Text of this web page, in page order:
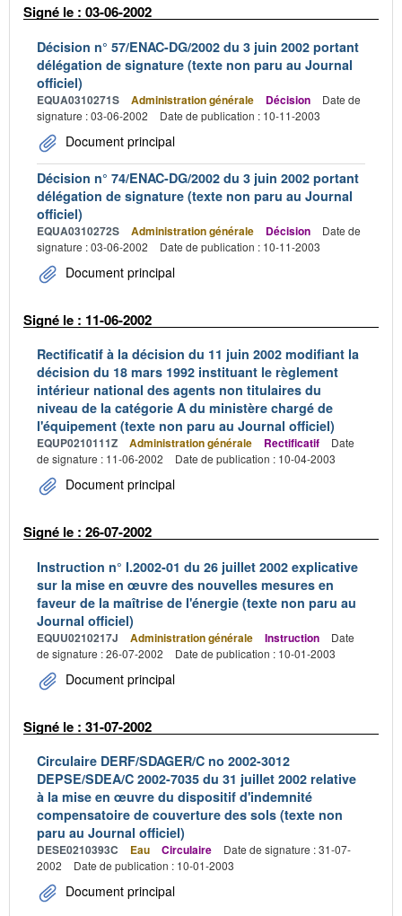
Signé le : 03-06-2002
Décision n° 57/ENAC-DG/2002 du 3 juin 2002 portant
délégation de signature (texte non paru au Journal
officiel)
EQUA0310271S Administration générale Décision
Date de
signature : 03-06-2002
Date de publication : 10-11-2003
Document principal
Décision n° 74/ENAC-DG/2002 du 3 juin 2002 portant
délégation de signature (texte non paru au Journal
officiel)
EQUA0310272S Administration générale Décision
Date de
signature : 03-06-2002
Date de publication : 10-11-2003
Document principal
Signé le : 11-06-2002
Rectificatif à la décision du 11 juin 2002 modifiant la
décision du 18 mars 1992 instituant le règlement
intérieur national des agents non titulaires du
niveau de la catégorie A du ministère chargé de
l'équipement (texte non paru au Journal officiel)
EQUP0210111Z Administration générale Rectificatif
Date
de signature : 11-06-2002
Date de publication : 10-04-2003
Document principal
Signé le : 26-07-2002
Instruction n° I.2002-01 du 26 juillet 2002 explicative
sur la mise en œuvre des nouvelles mesures en
faveur de la maîtrise de l'énergie (texte non paru au
Journal officiel)
EQUU0210217J Administration générale Instruction
Date
de signature : 26-07-2002
Date de publication : 10-01-2003
Document principal
Signé le : 31-07-2002
Circulaire DERF/SDAGER/C no 2002-3012
DEPSE/SDEA/C 2002-7035 du 31 juillet 2002 relative
à la mise en œuvre du dispositif d'indemnité
compensatoire de couverture des sols (texte non
paru au Journal officiel)
DESE0210393C Eau Circulaire
Date de signature : 31-07-
2002
Date de publication : 10-01-2003
Document principal